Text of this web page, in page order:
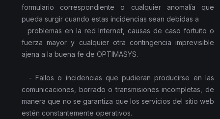
formulario correspondiente o cualquier anomalía que
pueda surgir cuando estas incidencias sean debidas a
problemas en la red Internet, causas de caso fortuito o
fuerza mayor y cualquier otra contingencia imprevisible
ajena a la buena fe de OPTIMASYS.
- Fallos o incidencias que pudieran producirse en las
comunicaciones, borrado o transmisiones incompletas, de
manera que no se garantiza que los servicios del sitio web
estén constantemente operativos.